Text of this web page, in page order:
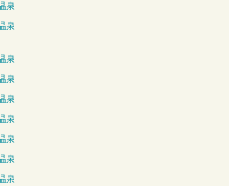
泉
泉
泉
泉
泉
泉
泉
泉
泉